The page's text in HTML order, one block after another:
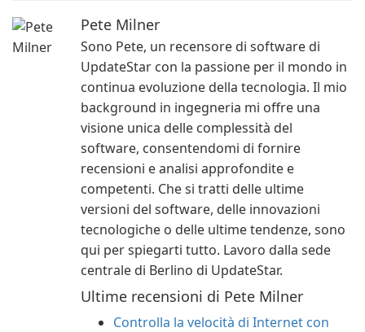
Pete Milner
Sono Pete, un recensore di software di
UpdateStar con la passione per il mondo in
continua evoluzione della tecnologia. Il mio
background in ingegneria mi offre una
visione unica delle complessità del
software, consentendomi di fornire
recensioni e analisi approfondite e
competenti. Che si tratti delle ultime
versioni del software, delle innovazioni
tecnologiche o delle ultime tendenze, sono
qui per spiegarti tutto. Lavoro dalla sede
centrale di Berlino di UpdateStar.
Ultime recensioni di Pete Milner
Controlla la velocità di Internet con